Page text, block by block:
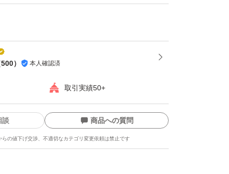
500） 本人確認済
取引実績50+
談 商品への質問
らの値下げ交渉、不適切なカテゴリ変更依頼は禁止です